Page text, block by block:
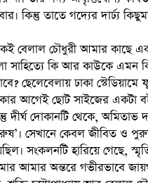
কিন্তু তাতে গদ্যের দার্ঢ্য
বেলাল চৌধুরী আমার কাছে
সাহিত্যে কি আর কাউকে এমন
ছেলেবেলায় ঢাকা
আগেই ছোট সাইজের একটা
দীর্ঘ দোকানটি থেকে, অমিতাভ
সেখানে কেবল জীবিত ও
সংকলনটি হারিয়ে গেছে,
আমার অন্তরে গভীরভাবে